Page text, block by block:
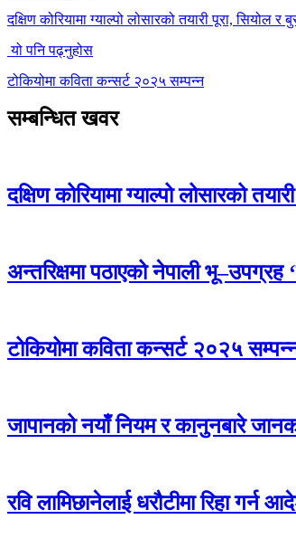
दक्षिण कोरियामा ग्याल्पो लोसारको तयारी पूरा, सियोल र
यो पनि पढ्नुहोस
टोकियोमा कविता कन्सर्ट २०२५ सम्पन्न
सम्बन्धित खवर
दक्षिण कोरियामा ग्याल्पो लोसारको
अन्तरिक्षमा पठाएको नेपाली भू–उपग्रह
टोकियोमा कविता कन्सर्ट २०२५
जापानको नयाँ नियम र कानुनबारे
रवि लामिछानेलाई धरौटीमा रिहा गर्न